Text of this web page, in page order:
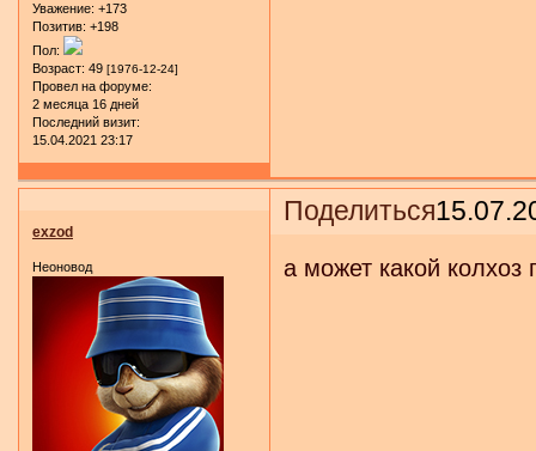
Уважение: +173
Позитив: +198
Пол:
Возраст: 49 [1976-12-24]
Провел на форуме:
2 месяца 16 дней
Последний визит:
15.04.2021 23:17
Поделиться
exzod
Неоновод а может какой колхоз